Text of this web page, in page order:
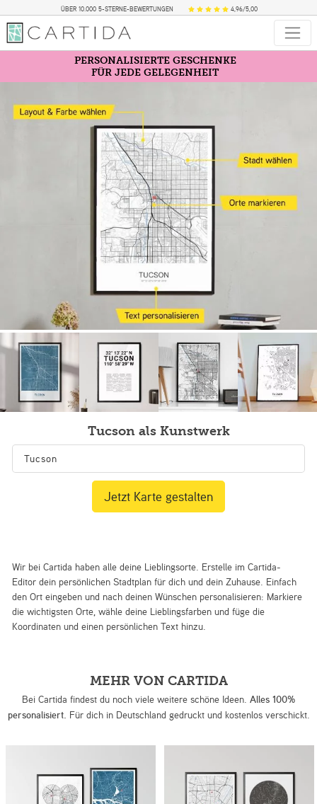
ÜBER 10.000 5-STERNE-BEWERTUNGEN 4,96/5,00
PERSONALISIERTE GESCHENKE
FÜR JEDE GELEGENHEIT
Tucson als Kunstwerk
Wir bei Cartida haben alle deine Lieblingsorte. Erstelle im Cartida-
Editor dein persönlichen Stadtplan für dich und dein Zuhause. Einfach
den Ort eingeben und nach deinen Wünschen personalisieren: Markiere
die wichtigsten Orte, wähle deine Lieblingsfarben und füge die
Koordinaten und einen persönlichen Text hinzu.
Jetzt Karte gestalten
MEHR VON CARTIDA
Bei Cartida findest du noch viele weitere schöne Ideen. Alles 100%
personalisiert. Für dich in Deutschland gedruckt und kostenlos verschickt.